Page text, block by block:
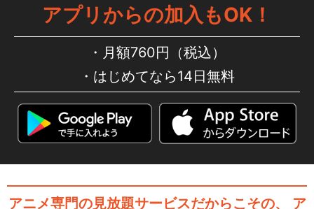
アプリからの加入もOK！
月額760円（税込）
はじめてなら14日無料
アニメ専門の見放題サービスだからこその、
ア